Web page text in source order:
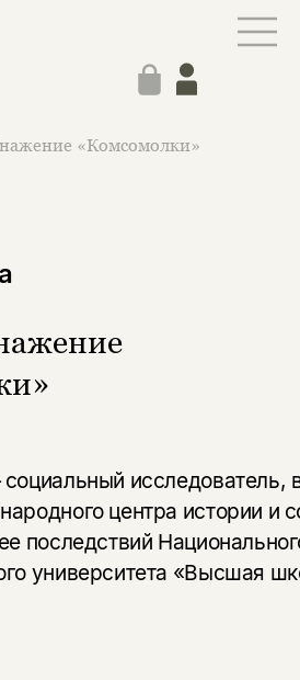
«Комсомолки»
исследователь,
центра истории и
последствий
университета «Высшая